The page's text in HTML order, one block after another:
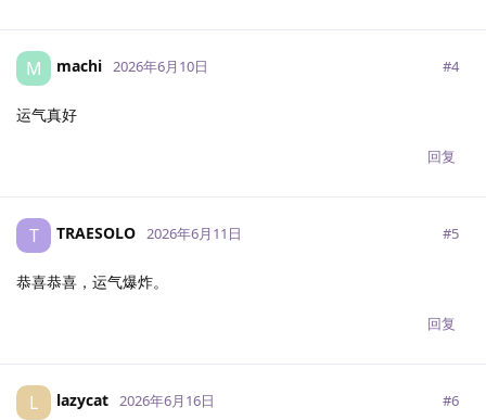
M machi 2026年6月10日 #4
运气真好
回复
T TRAESOLO 2026年6月11日 #5
恭喜恭喜，运气爆炸。
回复
L lazycat 2026年6月16日 #6